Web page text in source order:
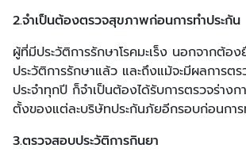
2.จำเป็นต้องตรวจสุขภาพก่อนการทำประกัน
ผู้ที่มีประวัติการรักษาโรคมะเร็ง นอกจากต้อง
ประวัติการรักษาแล้ว และถึงแม้จะมีผลการตร
ประจำทุกปี ก็จำเป็นต้องได้รับการตรวจร่าง
ตั้งของแต่ละบริษัทประกันภัยอีกรอบก่อนการ
3.ตรวจสอบประวัติการกินยา